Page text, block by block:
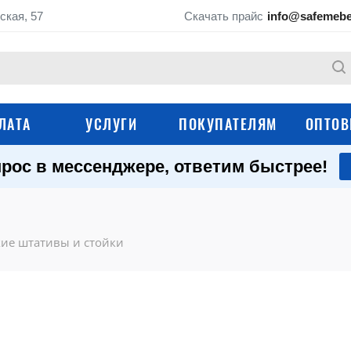
57 Скачать прайс
Медицинские шкафы
Мебель для
УСЛУГИ ПОКУПАТЕЛЯМ
в мессенджере, ответим быстрее!
штативы и стойки